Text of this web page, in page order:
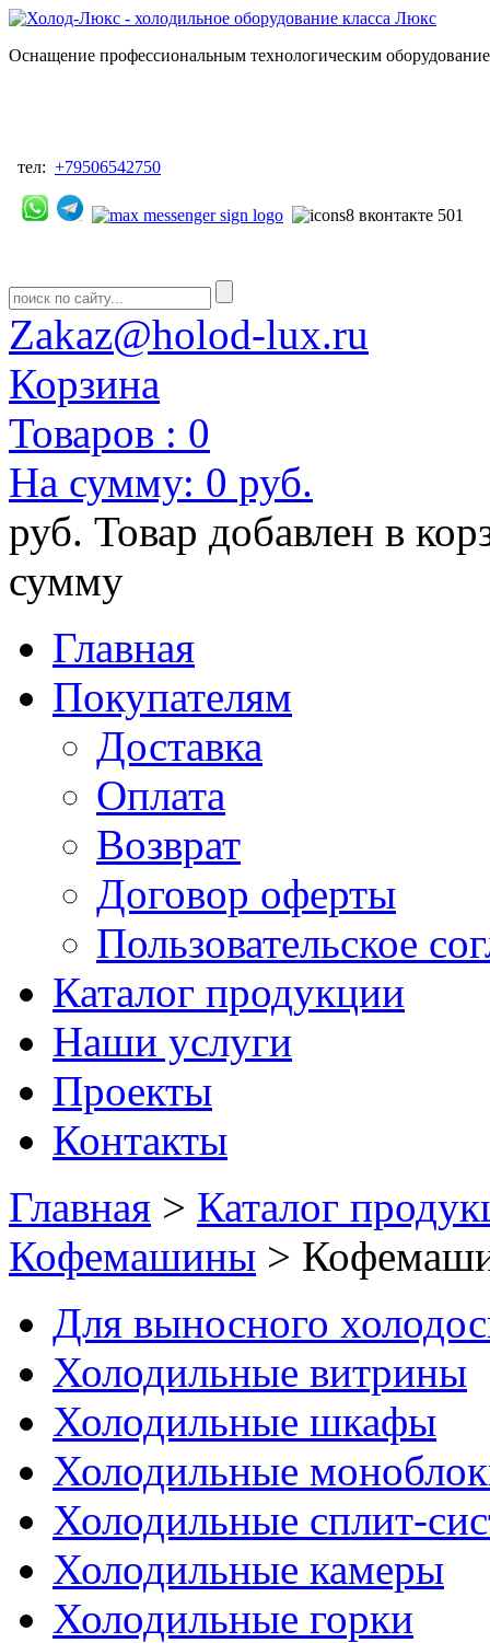
Оснащение профессиональным технологическим
тел: +79506542750
Zakaz@holod-lux.ru
Корзина
Товаров : 0
На сумму: 0 руб.
руб. Товар добавлен в
сумму
Главная
Покупателям
Доставка
Оплата
Возврат
Договор оферты
Пользовательское
Каталог продукции
Наши услуги
Проекты
Контакты
Главная > Каталог
Кофемашины >
Для выносного
Холодильные витрины
Холодильные шкафы
Холодильные
Холодильные сплит-
Холодильные камеры
Холодильные горки